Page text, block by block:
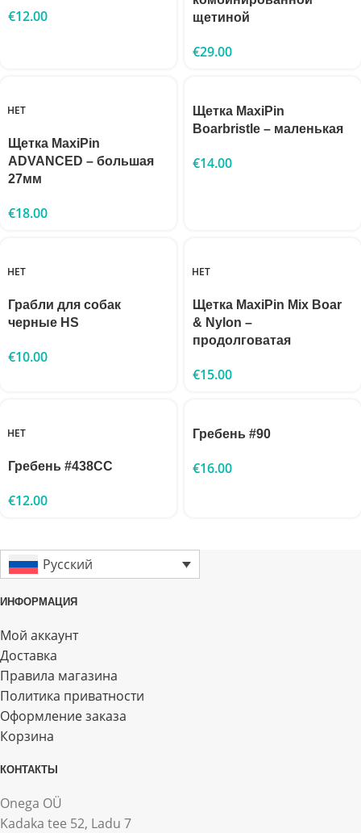
€12.00
щетиной
€29.00
НЕТ
Щетка MaxiPin
ADVANCED – большая
27мм
€18.00
Щетка MaxiPin
Boarbristle – маленькая
€14.00
НЕТ
Грабли для собак
черные HS
€10.00
НЕТ
Щетка MaxiPin Mix Boar
& Nylon –
продолговатая
€15.00
НЕТ
Гребень #438CC
€12.00
Гребень #90
€16.00
Русский
ИНФОРМАЦИЯ
Мой аккаунт
Доставка
Правила магазина
Политика приватности
Оформление заказа
Корзина
КОНТАКТЫ
Onega OÜ
Kadaka tee 52, Ladu 7